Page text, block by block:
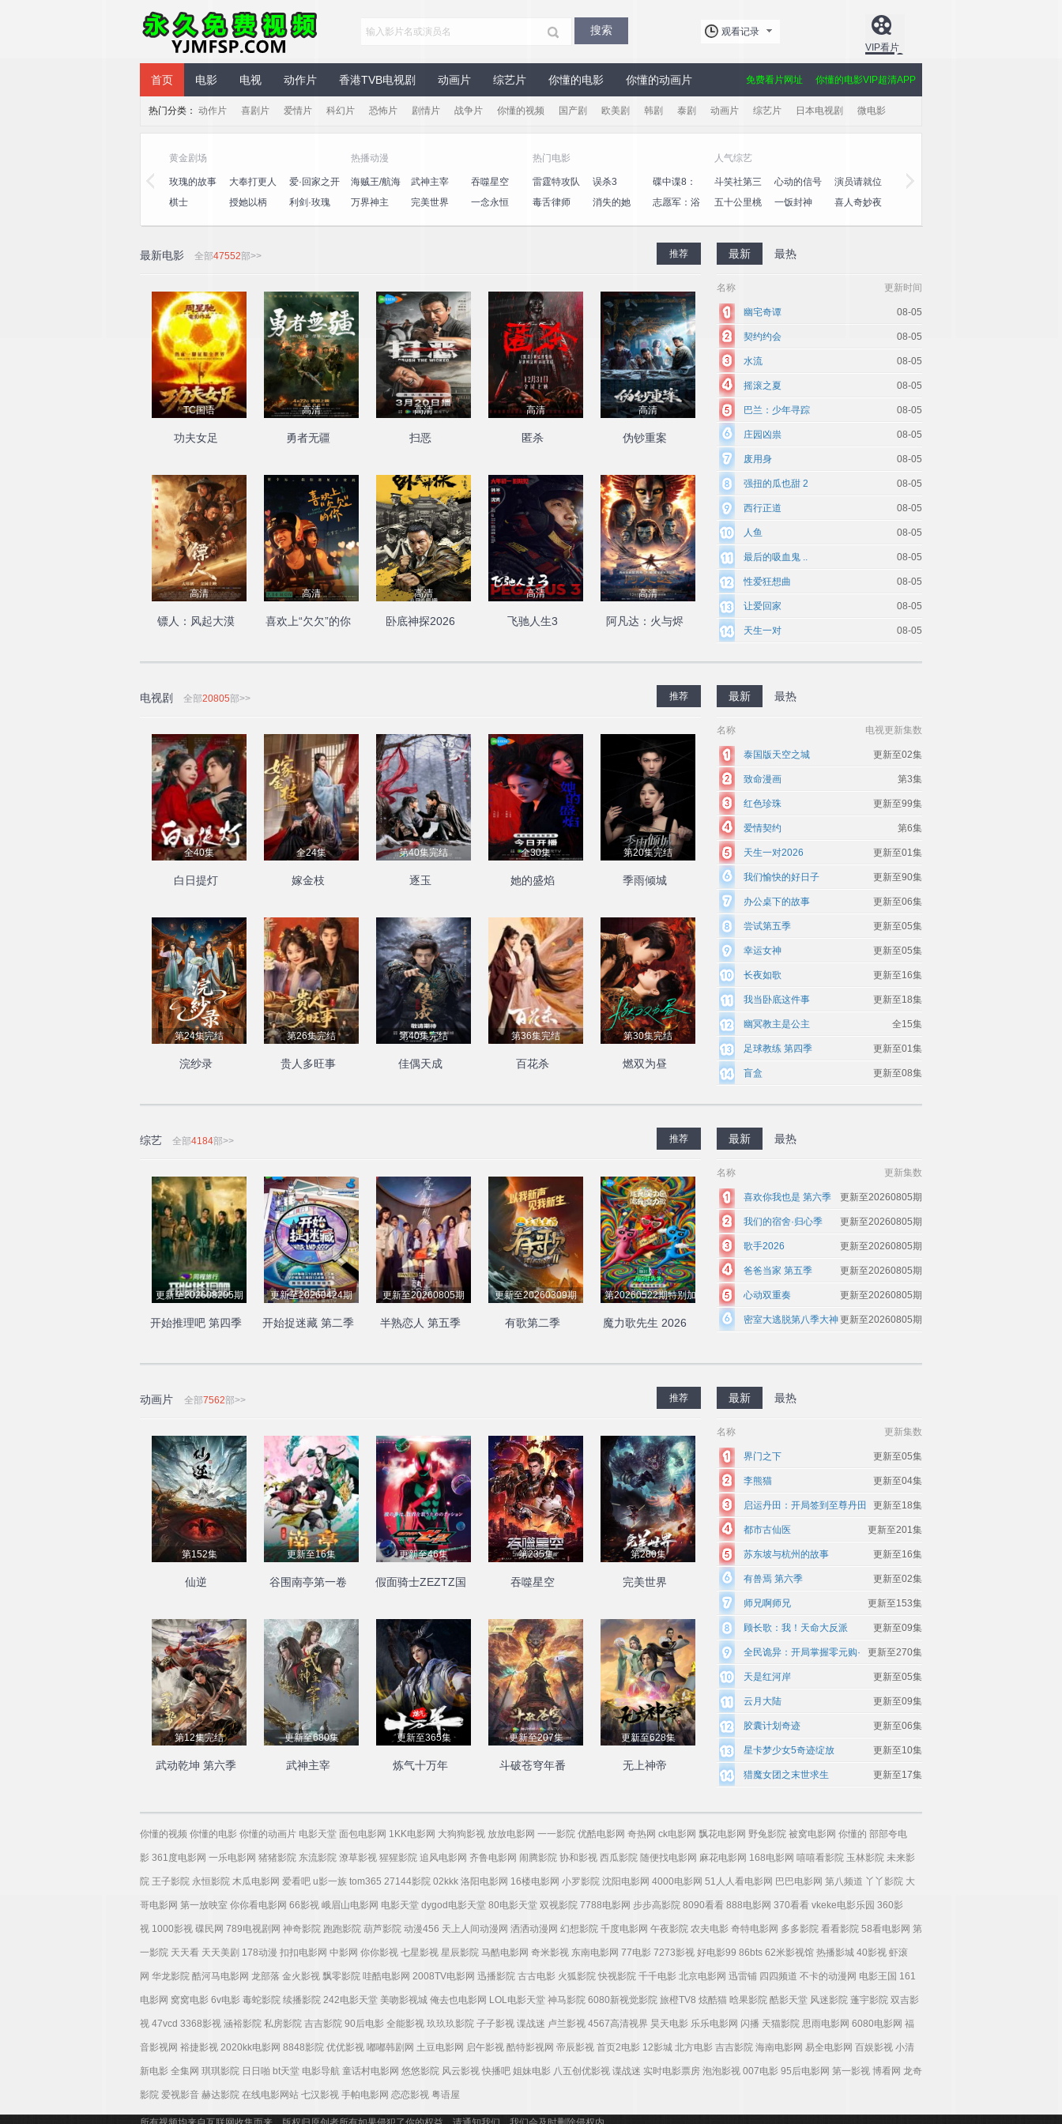
永久免费视频
观看记录
VIP看片
首页 电影 电视 动作片 香港TVB电视剧 动画片 综艺片 你懂的电影 你懂的动画片 你懂的电影VIP超清APP
免费看片网址
热门分类： 动作片 喜剧片 爱情片 科幻片 恐怖片 剧情片 战争片 你懂的视频 国产剧 欧美剧 韩剧 泰剧 动画片 综艺片 日本电视剧 微电影
黄金剧场
玫瑰的故事 大奉打更人
爱·回家之开
心速递
棋士 授她以柄 利剑·玫瑰
热播动漫
海贼王/航海
王
武神主宰
吞噬星空
万界神主
完美世界 一念永恒
热门电影
雷霆特攻队 误杀3
碟中谍8：
最终清算
毒舌律师 消失的她
志愿军：浴
人气综艺
斗笑社第三
季
心动的信号
第八季
演员请就位
第三季
五十公里桃
一饭封神
喜人奇妙夜
最新电影 全部47552部>> 推荐
TC国语
功夫女足
高清
勇者无疆
高清
扫恶
高清
匿杀
高清
伪钞重案
高清
镖人：风起大漠
高清
喜欢上“欠欠”的你
高清
卧底神探2026
高清
飞驰人生3
高清
阿凡达：火与烬
最新 最热
名称 更新时间
08-05
幽宅奇谭
08-05
契约约会
08-05
水流
08-05
摇滚之夏
08-05
巴兰：少年寻踪
08-05
庄园凶祟
08-05
废用身
08-05
强扭的瓜也甜 2
08-05
西行正道
08-05
人鱼
08-05
最后的吸血鬼 ..
08-05
性爱狂想曲
08-05
让爱回家
08-05
天生一对
电视剧 全部20805部>> 推荐
全40集
白日提灯
全24集
嫁金枝
第40集完结
逐玉
全30集
她的盛焰
第20集完结
季雨倾城
第24集完结
浣纱录
第26集完结
贵人多旺事
第40集完结
佳偶天成
第36集完结
百花杀
第30集完结
燃双为昼
最新 最热
名称 电视更新集数
更新至02集
泰国版天空之城
第3集
致命漫画
更新至99集
红色珍珠
第6集
爱情契约
更新至01集
天生一对2026
更新至90集
我们愉快的好日子
更新至06集
办公桌下的故事
更新至05集
尝试第五季
更新至05集
幸运女神
更新至16集
长夜如歌
更新至18集
我当卧底这件事
全15集
幽冥教主是公主
更新至01集
足球教练 第四季
更新至08集
盲盒
综艺 全部4184部>> 推荐
更新至202608205期
开始推理吧 第四季
更新至20260424期
开始捉迷藏 第二季
更新至20260805期
半熟恋人 第五季
更新至20260309期
有歌第二季
第20260522期特别加更
魔力歌先生 2026
最新 最热
名称 更新集数
更新至20260805期
喜欢你我也是 第六季
更新至20260805期
我们的宿舍·归心季
更新至20260805期
歌手2026
更新至20260805期
爸爸当家 第五季
更新至20260805期
心动双重奏
更新至20260805期
密室大逃脱第八季大神
动画片 全部7562部>> 推荐
第152集
仙逆
更新至16集
谷围南亭第一卷
更新至46集
假面骑士ZEZTZ国
第235集
吞噬星空
第280集
完美世界
第12集完结
武动乾坤 第六季
更新至680集
武神主宰
更新至365集
炼气十万年
更新至207集
斗破苍穹年番
更新至628集
无上神帝
最新 最热
名称 更新集数
更新至05集
界门之下
更新至04集
李熊猫
更新至18集
启运丹田：开局签到至尊丹田
更新至201集
都市古仙医
更新至16集
苏东坡与杭州的故事
更新至02集
有兽焉 第六季
更新至153集
师兄啊师兄
更新至09集
顾长歌：我！天命大反派
更新至270集
全民诡异：开局掌握零元购·
动态漫画 更新至05集
天是红河岸
更新至09集
云月大陆
更新至06集
胶囊计划奇迹
更新至10集
星卡梦少女5奇迹绽放
更新至17集
猎魔女团之末世求生
你懂的视频 你懂的电影 你懂的动画片 电影天堂 面包电影网 1KK电影网 大狗狗影视 放放电影网 一一影院 优酷电影网 奇热网 ck电影网 飘花电影网 野兔影院 被窝电影网 你懂的 部部夸电
影 361度电影网 一乐电影网 猪猪影院 东流影院 潦草影视 猩猩影院 追风电影网 齐鲁电影网 闹腾影院 协和影视 西瓜影院 随便找电影网 麻花电影网 168电影网 嘻嘻看影院 玉林影院 未来影
院 王子影院 永恒影院 木瓜电影网 爱看吧 u影一族 tom365 27144影院 02kkk 洛阳电影网 16楼电影网 小罗影院 沈阳电影网 4000电影网 51人人看电影网 巴巴电影网 第八频道 丫丫影院 大
哥电影网 第一放映室 你你看电影网 66影视 峨眉山电影网 电影天堂 dygod电影天堂 80电影天堂 双视影院 7788电影网 步步高影院 8090看看 888电影网 370看看 vkeke电影乐园 360影
视 1000影视 碟民网 789电视剧网 神奇影院 跑跑影院 葫芦影院 动漫456 天上人间动漫网 洒洒动漫网 幻想影院 千度电影网 午夜影院 农夫电影 奇特电影网 多多影院 看看影院 58看电影网 第
一影院 天天看 天天美剧 178动漫 扣扣电影网 中影网 你你影视 七星影视 星辰影院 马酷电影网 奇米影视 东南电影网 77电影 7273影视 好电影99 86bts 62米影视馆 热播影城 40影视 虾滚
网 华龙影院 酷河马电影网 龙部落 金火影视 飘零影院 哇酷电影网 2008TV电影网 迅播影院 古古电影 火狐影院 快视影院 千千电影 北京电影网 迅雷铺 四四频道 不卡的动漫网 电影王国 161
电影网 窝窝电影 6v电影 毒蛇影院 续播影院 242电影天堂 美吻影视城 俺去也电影网 LOL电影天堂 神马影院 6080新视觉影院 旅橙TV8 炫酷猫 晗果影院 酷影天堂 风迷影院 蓬宇影院 双吉影
视 47vcd 3368影视 涵裕影院 私房影院 吉吉影院 90后电影 全能影视 玖玖玖影院 子子影视 谍战迷 卢兰影视 4567高清视界 昊天电影 乐乐电影网 闪播 天猫影院 思雨电影网 6080电影网 福
音影视网 裕捷影视 2020kk电影网 8848影院 优优影视 嘟嘟韩剧网 土豆电影网 启午影视 酷特影视网 帝辰影视 首页2电影 12影城 北方电影 吉吉影院 海南电影网 易全电影网 百娱影视 小清
新电影 全集网 琪琪影院 日日啪 bt天堂 电影导航 童话村电影网 悠悠影院 风云影视 快播吧 姐妹电影 八五创优影视 谍战迷 实时电影票房 泡泡影视 007电影 95后电影网 第一影视 博看网 龙奇
影院 爱视影音 赫达影院 在线电影网站 七汉影视 手帕电影网 恋恋影视 粤语屋